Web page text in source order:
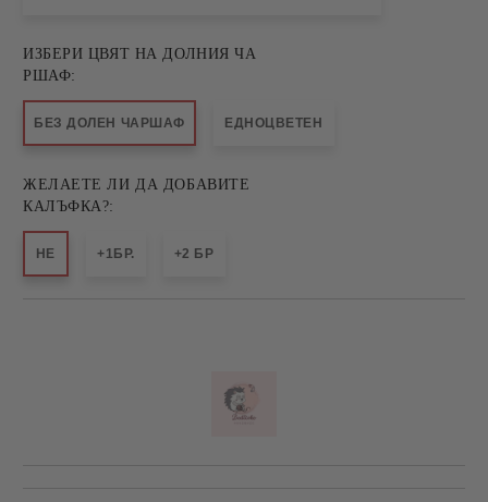
ИЗБЕРИ ЦВЯТ НА ДОЛНИЯ ЧА
РШАФ:
БЕЗ ДОЛЕН ЧАРШАФ ЕДНОЦВЕТЕН
ЖЕЛАЕТЕ ЛИ ДА ДОБАВИТЕ
КАЛЪФКА?:
НЕ +1БР. +2 БР